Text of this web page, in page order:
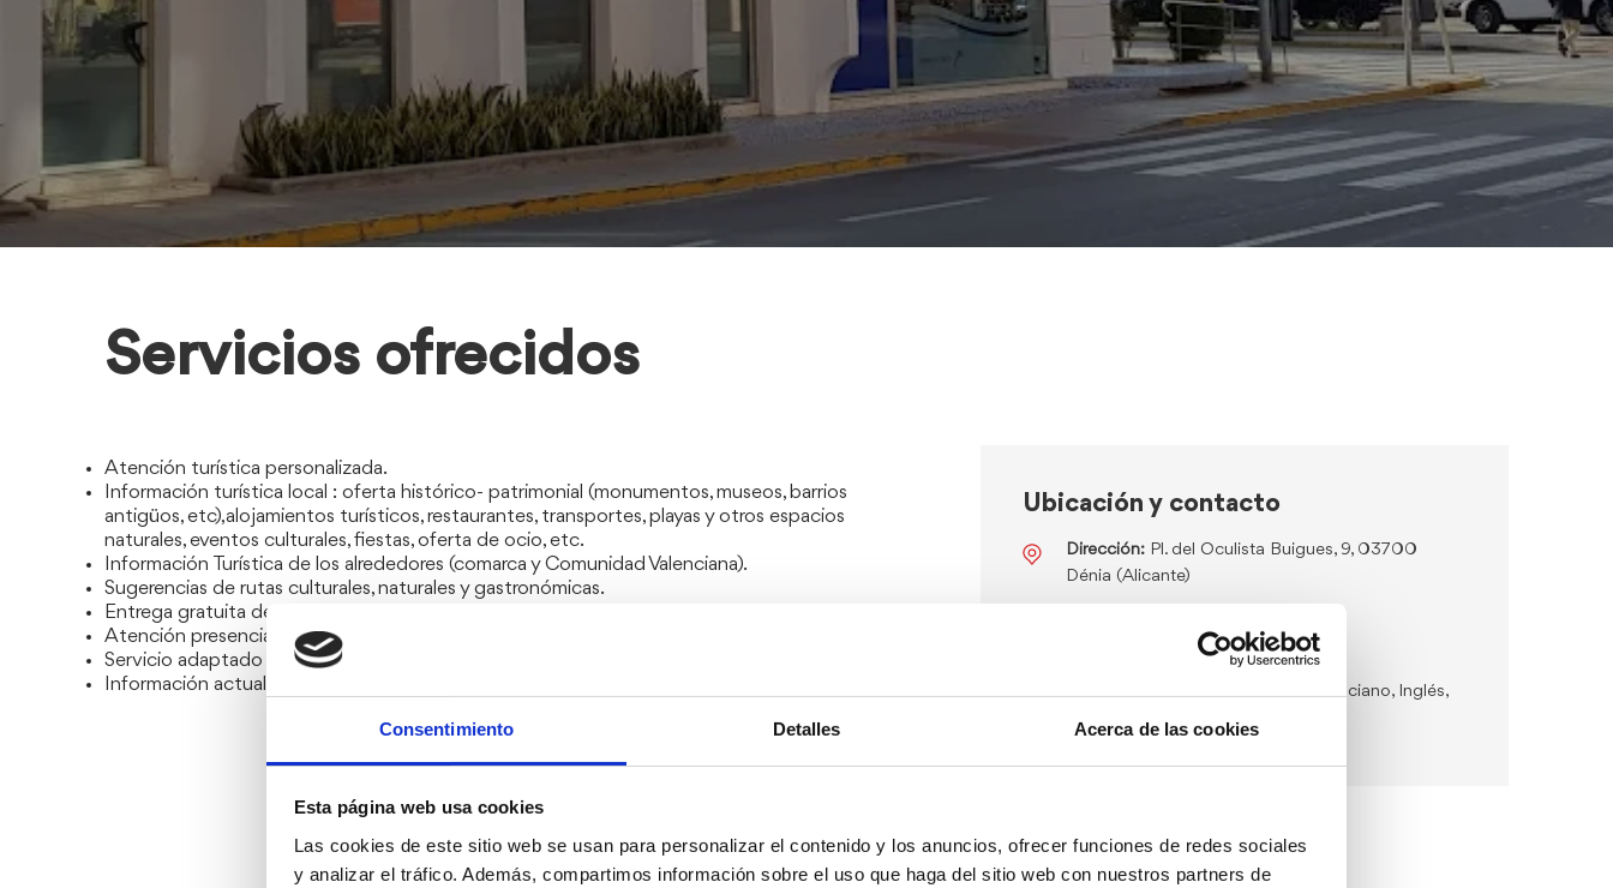
Consentimiento Detalles Acerca de las cookies
Esta página web usa cookies
Las cookies de este sitio web se usan para personalizar el contenido y los anuncios, ofrecer funciones de redes sociales
y analizar el tráfico. Además, compartimos información sobre el uso que haga del sitio web con nuestros partners de
Servicios ofrecidos
Atención turística personalizada.
Información turística local : oferta histórico- patrimonial (monumentos, museos, barrios
antigüos, etc),alojamientos turísticos, restaurantes, transportes, playas y otros espacios
naturales, eventos culturales, fiestas, oferta de ocio, etc.
Información Turística de los alrededores (comarca y Comunidad Valenciana).
Sugerencias de rutas culturales, naturales y gastronómicas.
Entrega gratuita de planos, folletos y material informativo turístico.
Atención presencial, telefónica, por correo electrónico y redes sociales.
Servicio adaptado a personas con movilidad reducida.
Información actualizada en soporte digital o impreso.
Ubicación y contacto
Dirección: Pl. del Oculista Buigues, 9, 03700
Dénia (Alicante)
denia@touristinfo.net
Idiomas de atención:Español, Valenciano, Inglés,
Francés y Alemán